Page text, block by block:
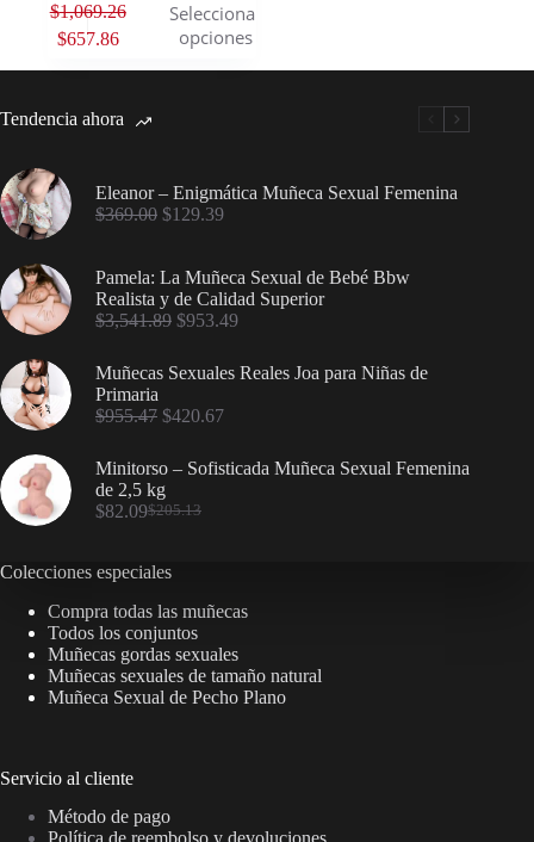
$1,069.26
$657.86
Seleccionar
opciones
Tendencia ahora
Eleanor – Enigmática Muñeca Sexual Femenina
$369.00 $129.39
Pamela: La Muñeca Sexual de Bebé Bbw
Realista y de Calidad Superior
$3,541.89 $953.49
Muñecas Sexuales Reales Joa para Niñas de
Primaria
$955.47 $420.67
Minitorso – Sofisticada Muñeca Sexual Femenina
de 2,5 kg
$205.13
$82.09
Colecciones especiales
Compra todas las muñecas
Todos los conjuntos
Muñecas gordas sexuales
Muñecas sexuales de tamaño natural
Muñeca Sexual de Pecho Plano
Servicio al cliente
Método de pago